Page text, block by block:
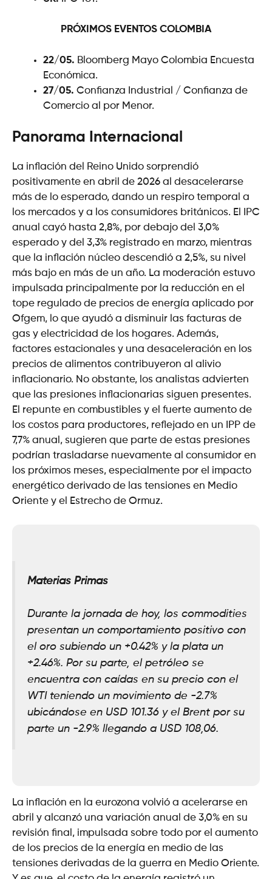
PRÓXIMOS EVENTOS COLOMBIA
22/05. Bloomberg Mayo Colombia Encuesta
Económica.
27/05. Confianza Industrial / Confianza de
Comercio al por Menor.
Panorama Internacional
La inflación del Reino Unido sorprendió
positivamente en abril de 2026 al desacelerarse
más de lo esperado, dando un respiro temporal a
los mercados y a los consumidores británicos. El IPC
anual cayó hasta 2,8%, por debajo del 3,0%
esperado y del 3,3% registrado en marzo, mientras
que la inflación núcleo descendió a 2,5%, su nivel
más bajo en más de un año. La moderación estuvo
impulsada principalmente por la reducción en el
tope regulado de precios de energía aplicado por
Ofgem, lo que ayudó a disminuir las facturas de
gas y electricidad de los hogares. Además,
factores estacionales y una desaceleración en los
precios de alimentos contribuyeron al alivio
inflacionario. No obstante, los analistas advierten
que las presiones inflacionarias siguen presentes.
El repunte en combustibles y el fuerte aumento de
los costos para productores, reflejado en un IPP de
7,7% anual, sugieren que parte de estas presiones
podrían trasladarse nuevamente al consumidor en
los próximos meses, especialmente por el impacto
energético derivado de las tensiones en Medio
Oriente y el Estrecho de Ormuz.
Materias Primas
Durante la jornada de hoy, los commodities
presentan un comportamiento positivo con
el oro subiendo un +0.42% y la plata un
+2.46%. Por su parte, el petróleo se
encuentra con caídas en su precio con el
WTI teniendo un movimiento de -2.7%
ubicándose en USD 101.36 y el Brent por su
parte un -2.9% llegando a USD 108,06.
La inflación en la eurozona volvió a acelerarse en
abril y alcanzó una variación anual de 3,0% en su
revisión final, impulsada sobre todo por el aumento
de los precios de la energía en medio de las
tensiones derivadas de la guerra en Medio Oriente.